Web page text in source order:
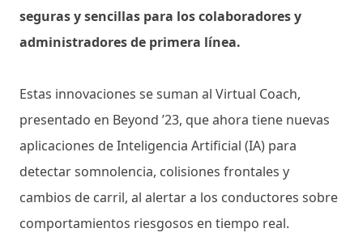
seguras y sencillas para los colaboradores y
administradores de primera línea.
Estas innovaciones se suman al Virtual Coach,
presentado en Beyond ’23, que ahora tiene nuevas
aplicaciones de Inteligencia Artificial (IA) para
detectar somnolencia, colisiones frontales y
cambios de carril, al alertar a los conductores sobre
comportamientos riesgosos en tiempo real.